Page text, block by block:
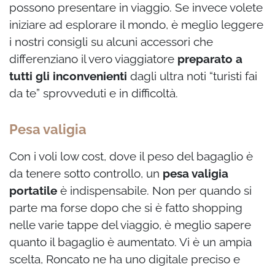
possono presentare in viaggio. Se invece volete
iniziare ad esplorare il mondo, è meglio leggere
i nostri consigli su alcuni accessori che
differenziano il vero viaggiatore preparato a
tutti gli inconvenienti dagli ultra noti “turisti fai
da te” sprovveduti e in difficoltà.
Pesa valigia
Con i voli low cost, dove il peso del bagaglio è
da tenere sotto controllo, un pesa valigia
portatile è indispensabile. Non per quando si
parte ma forse dopo che si è fatto shopping
nelle varie tappe del viaggio, è meglio sapere
quanto il bagaglio è aumentato. Vi è un ampia
scelta, Roncato ne ha uno digitale preciso e